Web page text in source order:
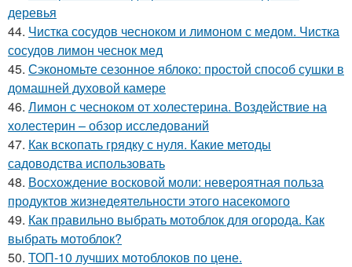
деревья
44. Чистка сосудов чесноком и лимоном с медом. Чистка
сосудов лимон чеснок мед
45. Сэкономьте сезонное яблоко: простой способ сушки в
домашней духовой камере
46. Лимон с чесноком от холестерина. Воздействие на
холестерин – обзор исследований
47. Как вскопать грядку с нуля. Какие методы
садоводства использовать
48. Восхождение восковой моли: невероятная польза
продуктов жизнедеятельности этого насекомого
49. Как правильно выбрать мотоблок для огорода. Как
выбрать мотоблок?
50. ТОП-10 лучших мотоблоков по цене.